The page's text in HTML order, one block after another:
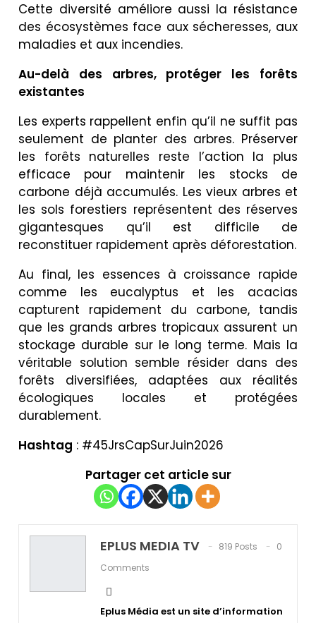
Cette diversité améliore aussi la résistance
des écosystèmes face aux sécheresses, aux
maladies et aux incendies.
Au-delà des arbres, protéger les forêts
existantes
Les experts rappellent enfin qu’il ne suffit pas
seulement de planter des arbres. Préserver
les forêts naturelles reste l’action la plus
efficace pour maintenir les stocks de
carbone déjà accumulés. Les vieux arbres et
les sols forestiers représentent des réserves
gigantesques qu’il est difficile de
reconstituer rapidement après déforestation.
Au final, les essences à croissance rapide
comme les eucalyptus et les acacias
capturent rapidement du carbone, tandis
que les grands arbres tropicaux assurent un
stockage durable sur le long terme. Mais la
véritable solution semble résider dans des
forêts diversifiées, adaptées aux réalités
écologiques locales et protégées
durablement.
Hashtag : #45JrsCapSurJuin2026
Partager cet article sur
EPLUS MEDIA TV 819 Posts
0
Comments
Eplus Média est un site d’information